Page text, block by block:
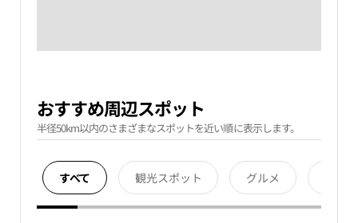
おすすめ周辺スポット
半径50km以内のさまざまなスポットを近い順に表示します。
すべて 観光スポット グルメ